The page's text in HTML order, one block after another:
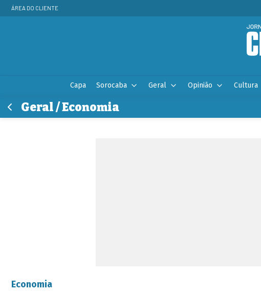
ÁREA DO CLIENTE
Capa Sorocaba Geral Opinião Cultura
Geral / Economia
Economia